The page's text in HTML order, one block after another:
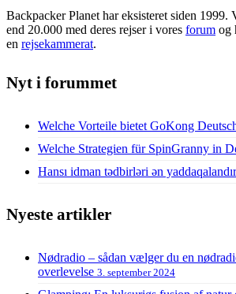
Backpacker Planet har eksisteret siden 1999.
end 20.000 med deres rejser i vores forum og
en rejsekammerat.
Nyt i forummet
Welche Vorteile bietet GoKong
Welche Strategien für SpinGranny in
Hansı idman tədbirləri ən
Nyeste artikler
Nødradio – sådan vælger du en
overlevelse 3. september 2024